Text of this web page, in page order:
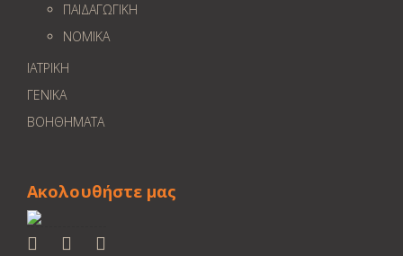
ΠΑΙΔΑΓΩΓΙΚΗ
ΝΟΜΙΚΑ
ΙΑΤΡΙΚΗ
ΓΕΝΙΚΑ
ΒΟΗΘΗΜΑΤΑ
Ακολουθήστε μας